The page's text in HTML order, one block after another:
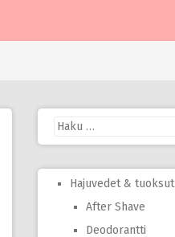
Haku:
Hajuvedet & tuoksut
After Shave
Deodorantti